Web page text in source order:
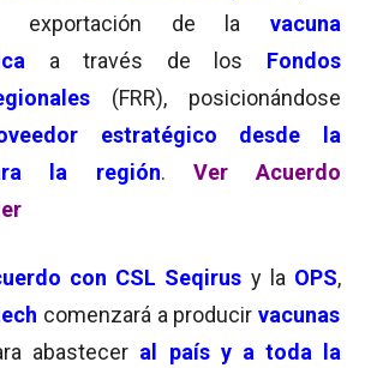
exportación de la vacuna
a través de los Fondos
(FRR), posicionándose
estratégico desde la
la región. Ver Acuerdo
con CSL Seqirus y la OPS,
comenzará a producirvacunas
abastecer al país y a toda la